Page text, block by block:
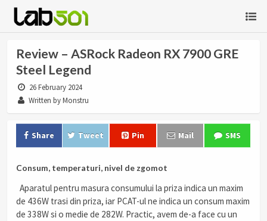
Review – ASRock Radeon RX 7900 GRE
Steel Legend
26 February 2024
Written by Monstru
Share Tweet Pin Mail SMS
Consum, temperaturi, nivel de zgomot
Aparatul pentru masura consumului la priza indica un maxim
de 436W trasi din priza, iar PCAT-ul ne indica un consum maxim
de 338W si o medie de 282W. Practic, avem de-a face cu un